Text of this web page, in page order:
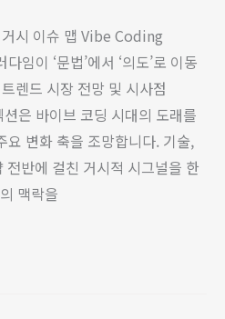
시 이슈 맵 Vibe Coding
임이 ‘문법’에서 ‘의도’로 이동
렌드 시장 전망 및 시사점
은 바이브 코딩 시대의 도래를
요 변화 축을 조망합니다. 기술,
전반에 걸친 거시적 시그널을 한
맥락을